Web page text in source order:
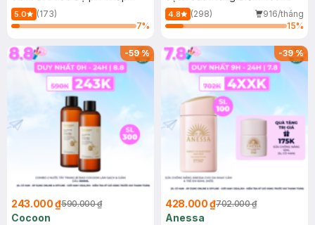
150ml
5.0
(173)
7%
4.8 (298)
916/tháng
15%
-59%
243.000 ₫590.000 ₫
Cocoon
-39%
428.000 ₫702.000 ₫
Anessa